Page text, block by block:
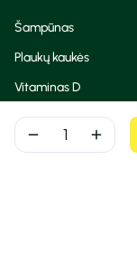
remove add
Šampūnas
Plaukų kaukės
Vitaminas D
Korėjietiška kosmetika
Dezodorantas